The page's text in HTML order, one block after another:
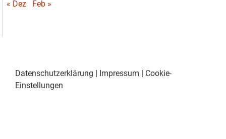
« Dez
Feb »
Datenschutzerklärung | Impressum | Cookie-
Einstellungen